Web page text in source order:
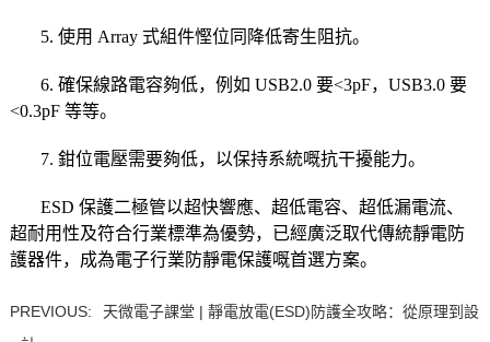
5. 使用 Array 式組件慳位同降低寄生阻抗。
6. 確保線路電容夠低，例如 USB2.0 要<3pF，USB3.0 要
<0.3pF 等等。
7. 鉗位電壓需要夠低，以保持系統嘅抗干擾能力。
ESD 保護二極管以超快響應、超低電容、超低漏電流、
超耐用性及符合行業標準為優勢，已經廣泛取代傳統靜電防
護器件，成為電子行業防靜電保護嘅首選方案。
PREVIOUS:
天微電子課堂 | 靜電放電(ESD)防護全攻略：從原理到設